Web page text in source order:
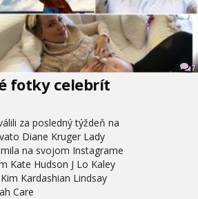
7
fotky celebrít
za posledný týždeň na
Diane Kruger Lady
na svojom Instagrame
Kate Hudson J Lo Kaley
Kardashian Lindsay
Care